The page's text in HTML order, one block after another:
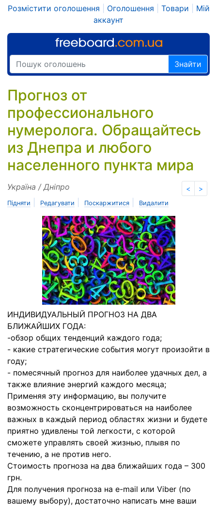
Розмістити оголошення Оголошення Товари
Мій
аккаунт
Знайти
Прогноз от
профессионального
нумеролога. Обращайтесь
из Днепра и любого
населенного пункта мира
< >
Україна / Дніпро
Підняти Редагувати Поскаржитися Видалити
ИНДИВИДУАЛЬНЫЙ ПРОГНОЗ НА ДВА
БЛИЖАЙШИХ ГОДА:
-обзор общих тенденций каждого года;
- какие стратегические события могут произойти в
году;
- помесячный прогноз для наиболее удачных дел, а
также влияние энергий каждого месяца;
Применяя эту информацию, вы получите
возможность сконцентрироваться на наиболее
важных в каждый период областях жизни и будете
приятно удивлены той легкости, с которой
сможете управлять своей жизнью, плывя по
течению, а не против него.
Стоимость прогноза на два ближайших года – 300
грн.
Для получения прогноза на e-mail или Viber (по
вашему выбору), достаточно написать мне ваши